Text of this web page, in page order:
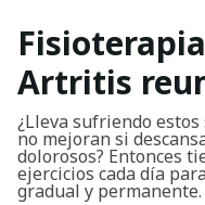
Artritis
¿Lleva sufriendo estos
no mejoran si
dolorosos? Entonces
ejercicios cada día
gradual y permanente.